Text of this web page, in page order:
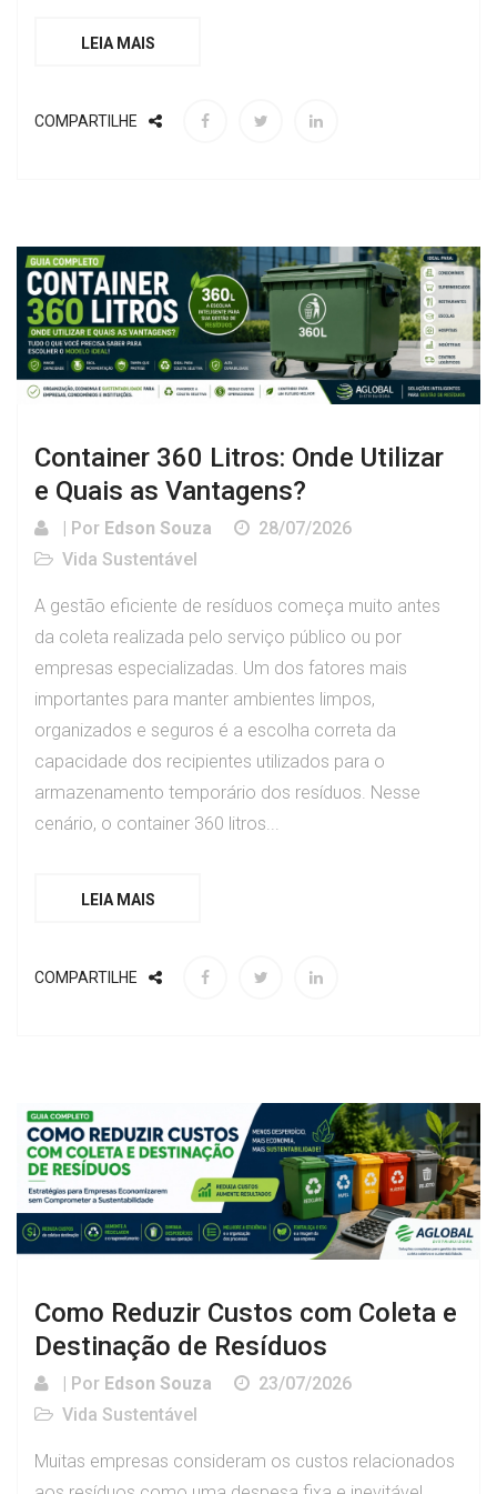
LEIA MAIS
COMPARTILHE
Container 360 Litros: Onde Utilizar
e Quais as Vantagens?
| Por Edson Souza
28/07/2026
Vida Sustentável
A gestão eficiente de resíduos começa muito antes
da coleta realizada pelo serviço público ou por
empresas especializadas. Um dos fatores mais
importantes para manter ambientes limpos,
organizados e seguros é a escolha correta da
capacidade dos recipientes utilizados para o
armazenamento temporário dos resíduos. Nesse
cenário, o container 360 litros...
LEIA MAIS
COMPARTILHE
Como Reduzir Custos com Coleta e
Destinação de Resíduos
| Por Edson Souza
23/07/2026
Vida Sustentável
Muitas empresas consideram os custos relacionados